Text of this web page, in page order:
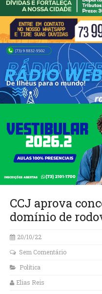
CCJ aprova
domínio de
20/10/22
Sem Comentário
Política
Elias Reis